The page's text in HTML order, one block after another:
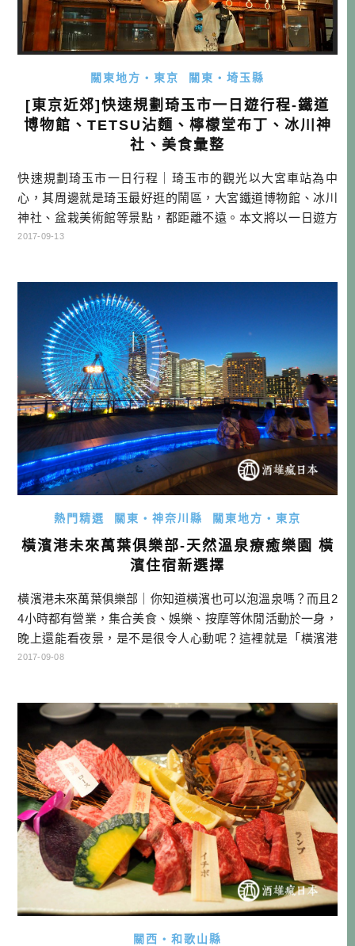
關東地方・東京 關東・埼玉縣
[東京近郊]快速規劃琦玉市一日遊行程-鐵道
博物館、TETSU沾麵、檸檬堂布丁、冰川神
社、美食彙整
快速規劃琦玉市一日行程｜琦玉市的觀光以大宮車站為中
心，其周邊就是琦玉最好逛的鬧區，大宮鐵道博物館、冰川
神社、盆栽美術館等景點，都距離不遠。本文將以一日遊方
式，介紹琦玉市的景點及美食，請務必看看哦！ 琦玉市是琦
多人從琦玉通勤都心部，晚上再從東京回來。因東北與上越
新幹線會經過大宮車站，也有其 […]…
2017-09-13
熱門精選 關東・神奈川縣 關東地方・東京
橫濱港未來萬葉俱樂部-天然溫泉療癒樂園 橫
濱住宿新選擇
橫濱港未來萬葉俱樂部｜你知道橫濱也可以泡溫泉嗎？而且2
4小時都有營業，集合美食、娛樂、按摩等休閒活動於一身，
晚上還能看夜景，是不是很令人心動呢？這裡就是「橫濱港
未來萬葉俱樂部」！ 從みなとみらい駅下車後，徒步約五分
在地了。 「橫濱港未來萬葉俱樂部」，每天都有大型水車，
從「熱海温泉」跟「湯河原温 […]…
2017-09-08
關西・和歌山縣